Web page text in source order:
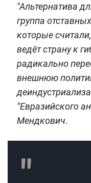
"Альтернатива
группа
которые
ведёт страну к
радикально
внешнюю
"Евразийского
Мендкович.